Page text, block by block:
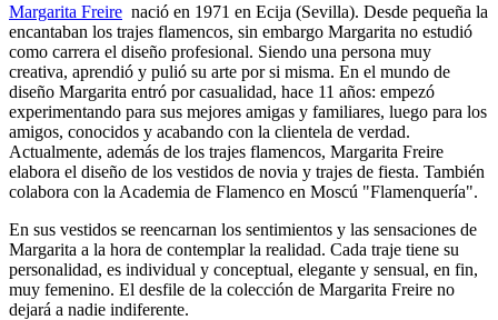
Margarita Freire nació en 1971 en Ecija (Sevilla). Desde pequeña la
encantaban los trajes flamencos, sin embargo Margarita no estudió
como carrera el diseño profesional. Siendo una persona muy
creativa, aprendió y pulió su arte por si misma. En el mundo de
diseño Margarita entró por casualidad, hace 11 años: empezó
experimentando para sus mejores amigas y familiares, luego para los
amigos, conocidos y acabando con la clientela de verdad.
Actualmente, además de los trajes flamencos, Margarita Freire
elabora el diseño de los vestidos de novia y trajes de fiesta. También
colabora con la Academia de Flamenco en Moscú "Flamenquería".
En sus vestidos se reencarnan los sentimientos y las sensaciones de
Margarita a la hora de contemplar la realidad. Cada traje tiene su
personalidad, es individual y conceptual, elegante y sensual, en fin,
muy femenino. El desfile de la colección de Margarita Freire no
dejará a nadie indiferente.